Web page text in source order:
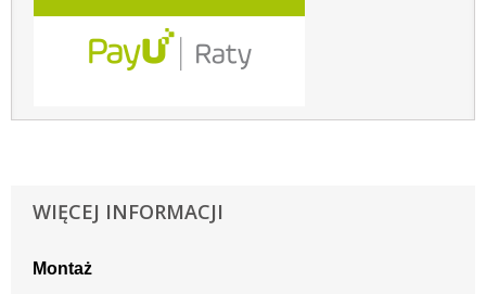
WIĘCEJ INFORMACJI
Montaż